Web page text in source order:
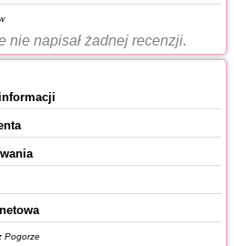
nie napisał żadnej recenzji.
Pogorze